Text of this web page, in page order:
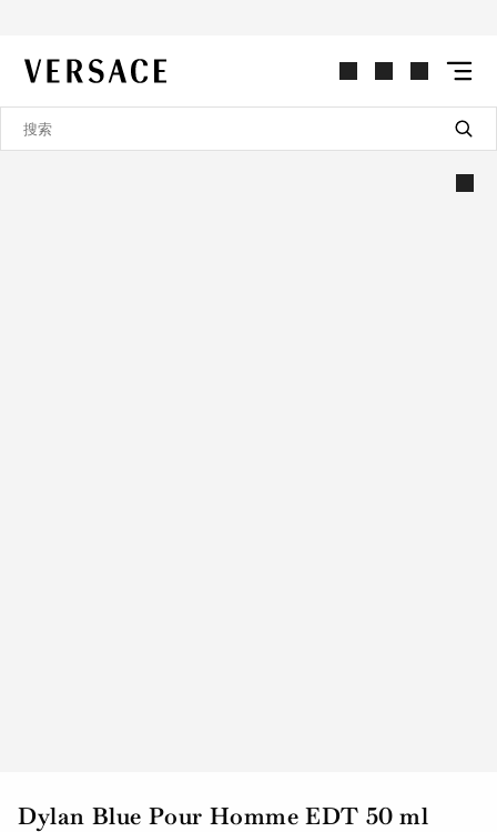
VERSACE | 主页
Dylan Blue Pour Homme EDT 50 ml